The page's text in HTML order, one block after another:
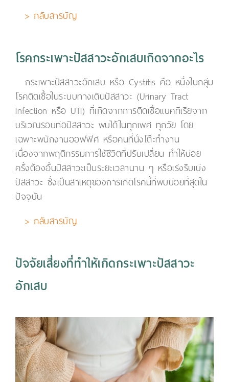
> กลับสารบัญ
โรคกระเพาะปัสสาวะอักเสบเกิดจากอะไร
กระเพาะปัสสาวะอักเสบ หรือ Cystitis คือ หนึ่งในกลุ่ม
โรคติดเชื้อในระบบทางเดินปัสสาวะ (Urinary Tract
Infection หรือ UTI) ที่เกิดจากการติดเชื้อแบคทีเรียจาก
บริเวณรอบท่อปัสสาวะ พบได้ในทุกเพศ ทุกวัย โดย
เฉพาะพนักงานออฟฟิศ หรือคนที่นั่งโต๊ะทำงาน
เนื่องจากพฤติกรรมการใช้ชีวิตที่ปรับเปลี่ยน ทำให้บ่อย
ครั้งต้องอั้นปัสสาวะเป็นระยะเวลานาน ๆ หรือเร่งรีบเบ่ง
ปัสสาวะ ซึ่งเป็นสาเหตุของการเกิดโรคนี้ที่พบบ่อยที่สุดใน
ปัจจุบัน
> กลับสารบัญ
ปัจจัยเสี่ยงที่ทำให้เกิดกระเพาะปัสสาวะ
อักเสบ